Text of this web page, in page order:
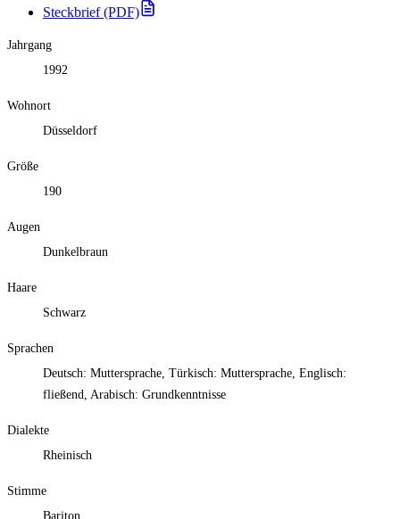
Steckbrief (PDF)
Jahrgang
1992
Wohnort
Düsseldorf
Größe
190
Augen
Dunkelbraun
Haare
Schwarz
Sprachen
Deutsch: Muttersprache, Türkisch: Muttersprache, Englisch:
fließend, Arabisch: Grundkenntnisse
Dialekte
Rheinisch
Stimme
Bariton